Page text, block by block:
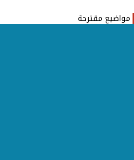
مواضيع مقترحة